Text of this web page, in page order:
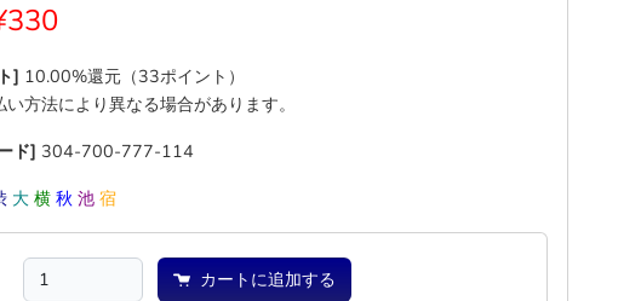
] 10.00%還元（33ポイント）
方法により異なる場合があります。
ド] 304-700-777-114
大 横 秋 池 宿
カートに追加する